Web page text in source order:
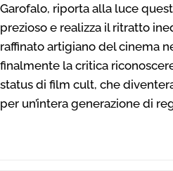
Garofalo, riporta alla luce
prezioso e realizza il ritratto
raffinato artigiano del cinema
finalmente la critica
status di film cult, che
per un’intera generazione di